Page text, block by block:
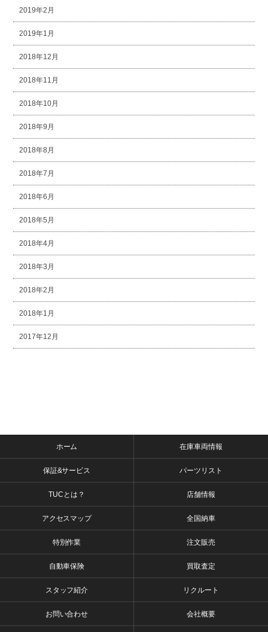
2019年2月
2019年1月
2018年12月
2018年11月
2018年10月
2018年9月
2018年8月
2018年7月
2018年6月
2018年5月
2018年4月
2018年3月
2018年2月
2018年1月
2017年12月
ホーム 在庫車両情報
保証&サービス パーツリスト
TUCとは？ 店舗情報
アクセスマップ 全国納車
特別作業 注文販売
自動車保険 買取査定
スタッフ紹介 リクルート
お問い合わせ 会社概要